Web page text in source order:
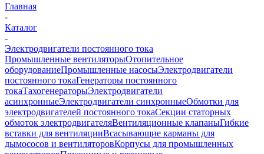
Главная
-
Каталог
-
Электродвигатели постоянного тока
Промышленные вентиляторыОтопительное
оборудованиеПромышленные насосыЭлектродвигатели
постоянного токаГенераторы постоянного
токаТахогенераторыЭлектродвигатели
асинхронныеЭлектродвигатели синхронныеОбмотки для
электродвигателей постоянного токаСекции статорных
обмоток электродвигателяВентиляционные клапаныГибкие
вставки для вентиляцииВсасывающие карманы для
дымососов и вентиляторовКорпусы для промышленных